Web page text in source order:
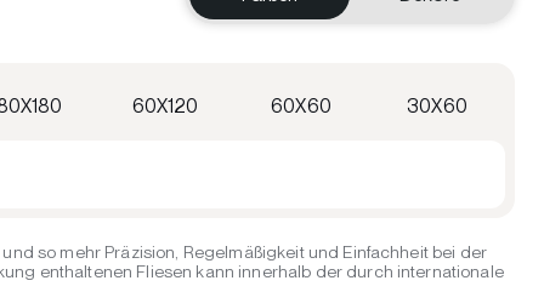
60X120 60X60 30X60
so mehr Präzision, Regelmäßigkeit und Einfachheit bei der
enthaltenen Fliesen kann innerhalb der durch internationale